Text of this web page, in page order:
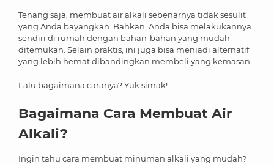
Tenang saja, membuat air alkali sebenarnya tidak sesulit
yang Anda bayangkan. Bahkan, Anda bisa melakukannya
sendiri di rumah dengan bahan-bahan yang mudah
ditemukan. Selain praktis, ini juga bisa menjadi alternatif
yang lebih hemat dibandingkan membeli yang kemasan.
Lalu bagaimana caranya? Yuk simak!
Bagaimana Cara Membuat Air
Alkali?
Ingin tahu cara membuat minuman alkali yang mudah?